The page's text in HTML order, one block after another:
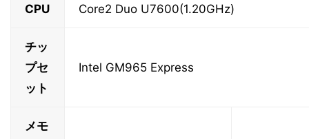
CPU Core2 Duo U7600(1.20GHz)
チッ
プセ
ット
Intel GM965 Express
メモ